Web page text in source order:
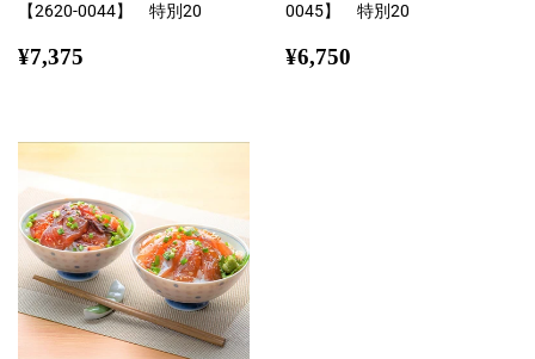
【2620-0044】 特別20
通
¥7,375
0045】 特別20
通
¥6,750